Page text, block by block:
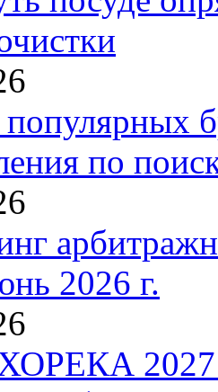
по
2026 г.
2027: